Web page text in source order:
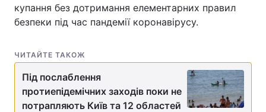
Головна Війна
Економіка
Спорт Наука
купання без дотримання елементарних правил
безпеки під час пандемії коронавірусу.
ЧИТАЙТЕ ТАКОЖ
Під послаблення
протиепідемічних заходів поки не
потрапляють Київ та 12 областей